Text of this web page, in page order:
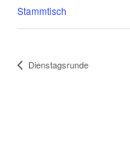
Stammtisch
Dienstagsrunde